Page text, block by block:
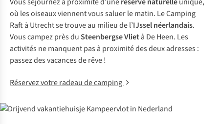
où les oiseaux viennent vous saluer le matin. Le Camping
Raft à Utrecht se trouve au milieu de l’IJssel néerlandais.
Vous campez près duSteenbergse Vlietà De Heen. Les
activités ne manquent pas à proximité des deux adresses :
passez des vacances de rêve !
Réservez votre radeau de camping